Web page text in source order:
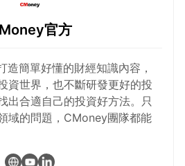
官方
簡單好懂的財經知識內容，
資世界，也不斷研發更好的投
出合適自己的投資好方法。只
域的問題，CMoney團隊都能